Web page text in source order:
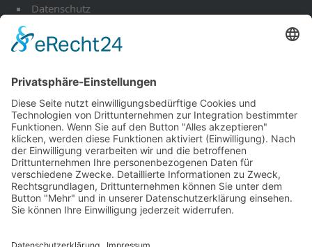
Datenschutz
Öffnungszeiten
Kontakt
Werkstatt-Termin
Ihr Mobilitäts Partner
Fahrzeuge
EU Fahrzeuge
Andere Marken
Aktuelles